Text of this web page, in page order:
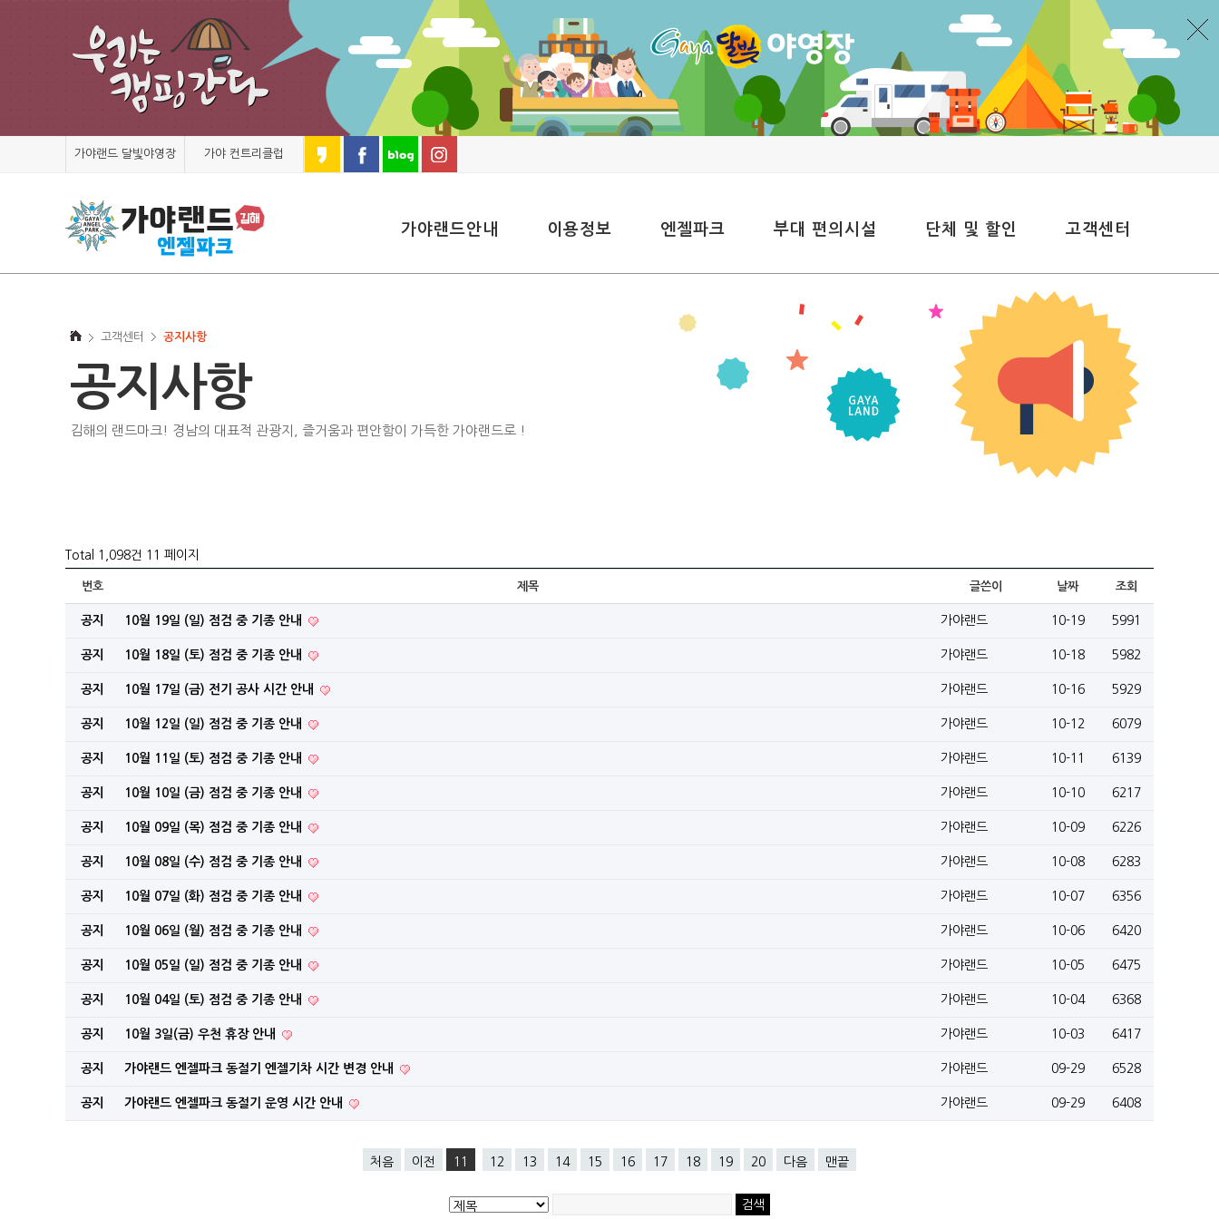
가야랜드 달빛야영장 가야 컨트리클럽
가야랜드안내 이용정보 엔젤파크 부대 편의시설 단체 및 할인 고객센터
고객센터 공지사항
공지사항
김해의 랜드마크! 경남의 대표적 관광지, 즐거움과 편안함이 가득한 가야랜드로 !
Total 1,098건 11 페이지
번호 제목 글쓴이 날짜 조회
공지 10월 19일 (일) 점검 중 기종 안내 가야랜드 10-19 5991
공지 10월 18일 (토) 점검 중 기종 안내 가야랜드 10-18 5982
공지 10월 17일 (금) 전기 공사 시간 안내 가야랜드 10-16 5929
공지 10월 12일 (일) 점검 중 기종 안내 가야랜드 10-12 6079
공지 10월 11일 (토) 점검 중 기종 안내 가야랜드 10-11 6139
공지 10월 10일 (금) 점검 중 기종 안내 가야랜드 10-10 6217
공지 10월 09일 (목) 점검 중 기종 안내 가야랜드 10-09 6226
공지 10월 08일 (수) 점검 중 기종 안내 가야랜드 10-08 6283
공지 10월 07일 (화) 점검 중 기종 안내 가야랜드 10-07 6356
공지 10월 06일 (월) 점검 중 기종 안내 가야랜드 10-06 6420
공지 10월 05일 (일) 점검 중 기종 안내 가야랜드 10-05 6475
공지 10월 04일 (토) 점검 중 기종 안내 가야랜드 10-04 6368
공지 10월 3일(금) 우천 휴장 안내 가야랜드 10-03 6417
공지 가야랜드 엔젤파크 동절기 엔젤기차 시간 변경 안내 가야랜드 09-29 6528
공지 가야랜드 엔젤파크 동절기 운영 시간 안내 가야랜드 09-29 6408
처음 이전 11 12 13 14 15 16 17 18 19 20 다음 맨끝